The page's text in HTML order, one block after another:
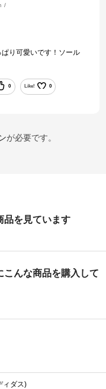
り可愛いです！ソール
0 Like! 0
が必要です。
品を見ています
こんな商品を購入して
ィダス)